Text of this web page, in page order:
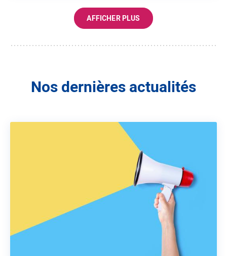
AFFICHER PLUS
Nos dernières actualités